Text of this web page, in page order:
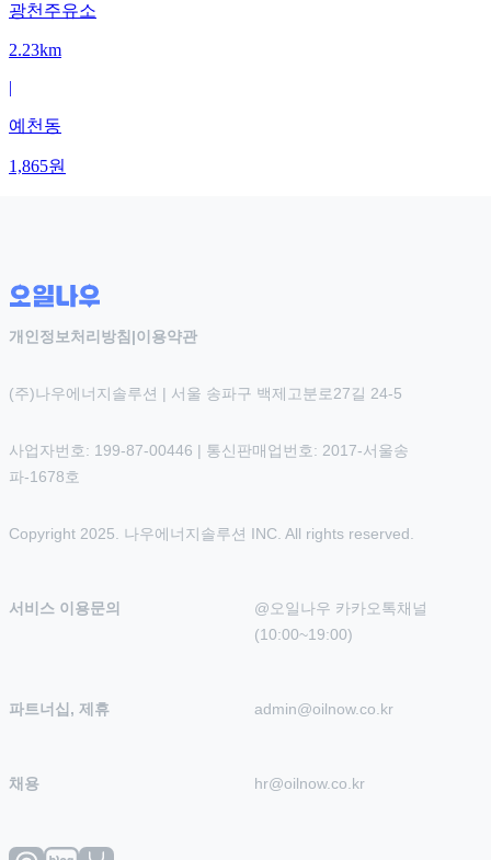
광천주유소
2.23km
|
예천동
1,865원
개인정보처리방침 |이용약관
(주)나우에너지솔루션 | 서울 송파구 백제고분로27길 24-5
사업자번호: 199-87-00446 | 통신판매업번호: 2017-서울송
파-1678호
Copyright 2025. 나우에너지솔루션 INC. All rights reserved.
서비스 이용문의
@오일나우 카카오톡채널
(10:00~19:00)
파트너십, 제휴 admin@oilnow.co.kr
채용 hr@oilnow.co.kr